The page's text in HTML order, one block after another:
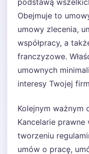
podstawą
Obejmuje to
umowy zlecenia,
współpracy, a
franczyzowe.
umownych
interesy Twojej
Kolejnym ważnym
Kancelarie
tworzeniu
umów o pracę,